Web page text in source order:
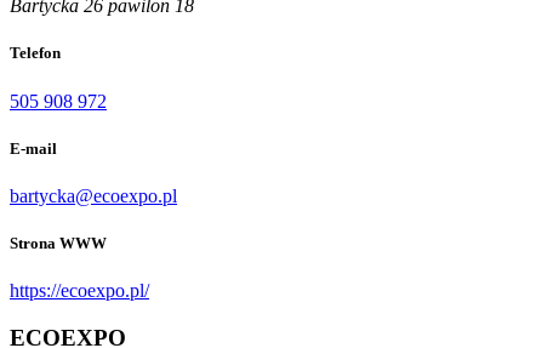
Bartycka 26 pawilon 18
Telefon
505 908 972
E-mail
bartycka@ecoexpo.pl
Strona WWW
https://ecoexpo.pl/
ECOEXPO